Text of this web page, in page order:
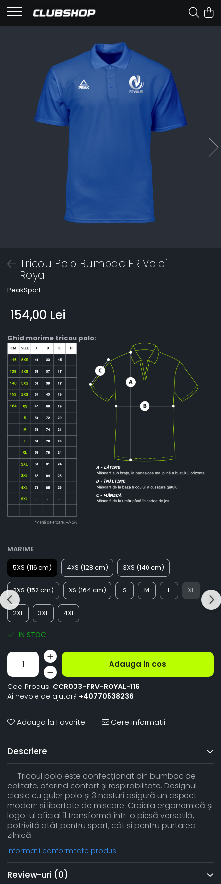
Tricou Polo Bumbac FR Volei -
Royal
PeakSport
154,00 Lei
Ghid marime tricou polo:
MARIME:
5XS (116 cm)
4XS (128 cm) 3XS (140 cm)
2XS (152 cm) XS (164 cm) S M L XL
2XL 3XL 4XL
IN STOC
Adauga in cos
Cod Produs: CCR003-FRV-ROYAL-116
Ai nevoie de ajutor? +40770538236
Adauga la Favorite Cere informatii
Descriere
Tricoul polo este confecționat din bumbac de
calitate, oferind confort și respirabilitate. Designul
clasic cu guler polo și 3 nasturi asigură un aspect
modern și libertate de mișcare. Croiala ergonomică și
logo-ul oficial îl transformă într-o piesă versatilă,
potrivită atât pentru sport, cât și pentru purtarea
zilnică.
Informatii conformitate produs
Review-uri (0)